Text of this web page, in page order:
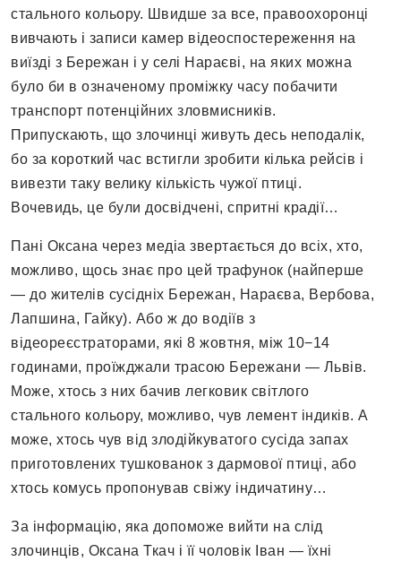
стального кольору. Швидше за все, правоохоронці
вивчають і записи камер відеоспостереження на
виїзді з Бережан і у селі Нараєві, на яких можна
було би в означеному проміжку часу побачити
транспорт потенційних зловмисників.
Припускають, що злочинці живуть десь неподалік,
бо за короткий час встигли зробити кілька рейсів і
вивезти таку велику кількість чужої птиці.
Вочевидь, це були досвідчені, спритні крадії…
Пані Оксана через медіа звертається до всіх, хто,
можливо, щось знає про цей трафунок (найперше
— до жителів сусідніх Бережан, Нараєва, Вербова,
Лапшина, Гайку). Або ж до водіїв з
відеореєстраторами, які 8 жовтня, між 10−14
годинами, проїжджали трасою Бережани — Львів.
Може, хтось з них бачив легковик світлого
стального кольору, можливо, чув лемент індиків. А
може, хтось чув від злодійкуватого сусіда запах
приготовлених тушкованок з дармової птиці, або
хтось комусь пропонував свіжу індичатину…
За інформацію, яка допоможе вийти на слід
злочинців, Оксана Ткач і її чоловік Іван — їхні